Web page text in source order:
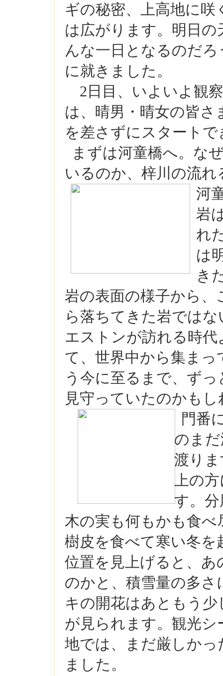
ギの秘密、上高地に咲
は広がります。明日
んな一日となるのだ
に就きました。
2 日目、いよいよ観
は、晴男・晴女の皆
を差さずにスタート
まずは河童橋へ。な
いるのか、梓川の流
河
岩
れ
は
き
岩の表面の様子から
ら落ちてきた岩では
エストンが訪れる時
て、世界中から集ま
う今に至るまで、ず
見守っていたのかも
門番
のま
渡り
上の
す。
木の実も何もかも食
樹皮を食べて寒い冬
位置を見上げると、
のかと、積雪量の多
キの開花はあともう
が見られます。観光
地では、まだ厳しか
ました。